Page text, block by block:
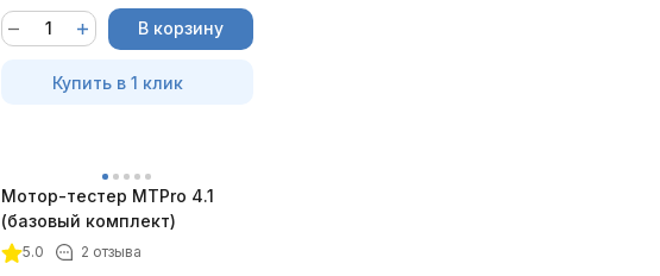
В корзину
Купить в 1 клик
Мотор-тестер MTPro 4.1
(базовый комплект)
5.0 2 отзыва